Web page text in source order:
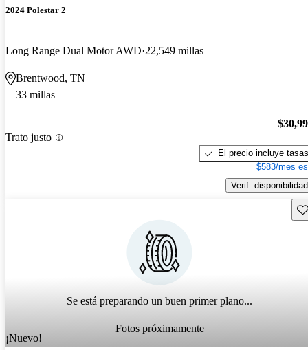
2024 Polestar 2
Long Range Dual Motor AWD 22,549 millas
Brentwood, TN
33 millas
Trato justo
El precio incluye tasas
$583/mes
Verif. disponibilidad
Se está preparando un buen primer plano...
Fotos próximamente
¡Nuevo!